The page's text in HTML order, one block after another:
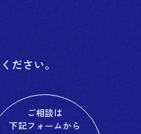
ださい。
ご相談は
下記フォームから